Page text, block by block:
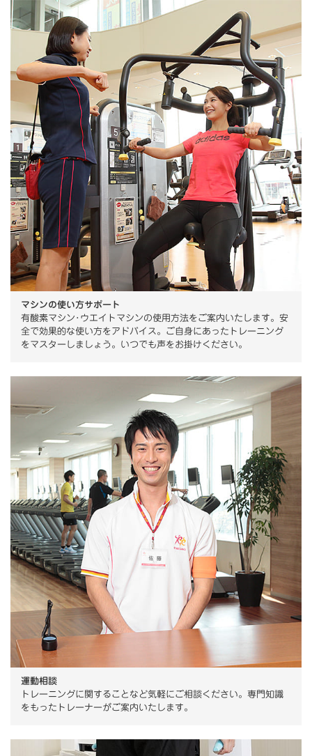
マシンの使い方サポート
有酸素マシン･ウエイトマシンの使用方法をご案内いたします。安
全で効果的な使い方をアドバイス。ご自身にあったトレーニング
をマスターしましょう。いつでも声をお掛けください。
運動相談
トレーニングに関することなど気軽にご相談ください。専門知識
をもったトレーナーがご案内いたします。